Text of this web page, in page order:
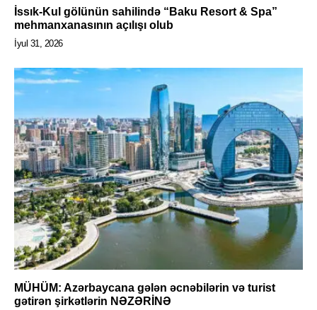
İssık-Kul gölünün sahilində “Baku Resort & Spa”
mehmanxanasının açılışı olub
İyul 31, 2026
MÜHÜM: Azərbaycana gələn əcnəbilərin və turist
gətirən şirkətlərin NƏZƏRİNƏ